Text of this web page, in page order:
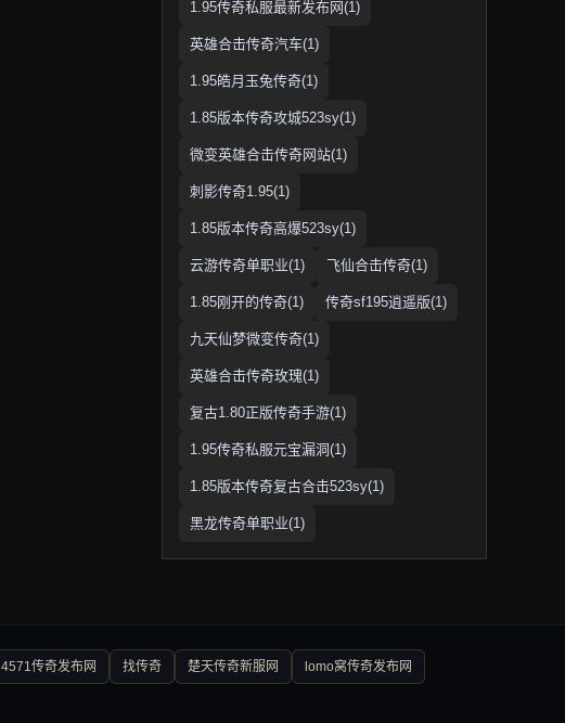
1.95传奇私服最新发布网(1)
英雄合击传奇汽车(1)
1.95皓月玉兔传奇(1)
1.85版本传奇攻城523sy(1)
微变英雄合击传奇网站(1)
刺影传奇1.95(1)
1.85版本传奇高爆523sy(1)
云游传奇单职业(1) 飞仙合击传奇(1)
1.85刚开的传奇(1) 传奇sf195逍遥版(1)
九天仙梦微变传奇(1)
英雄合击传奇玫瑰(1)
复古1.80正版传奇手游(1)
1.95传奇私服元宝漏洞(1)
1.85版本传奇复古合击523sy(1)
黑龙传奇单职业(1)
4571传奇发布网 找传奇 楚天传奇新服网 lomo窝传奇发布网